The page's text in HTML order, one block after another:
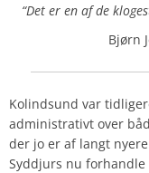
“Det er en af de
Bjørn
Kolindsund var
administrativt over
der jo er af langt
Syddjurs nu